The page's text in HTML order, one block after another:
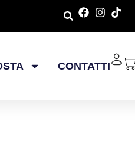
CONTATTI